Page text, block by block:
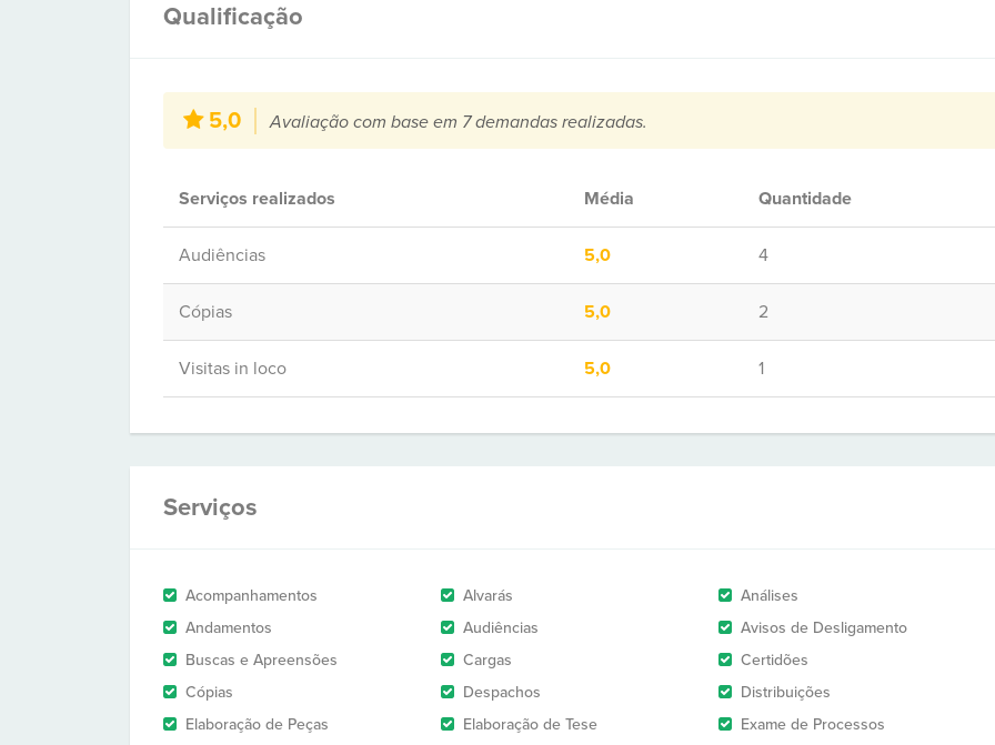
Qualificação
5,0 Avaliação com base em 7 demandas realizadas.
Serviços realizados Média Quantidade
Audiências 5,0 4
Cópias 5,0 2
Visitas in loco 5,0 1
Serviços
Acompanhamentos Alvarás
Análises
Andamentos
Audiências
Avisos de Desligamento
Buscas e Apreensões
Cargas
Certidões
Cópias
Despachos
Distribuições
Elaboração de Peças
Elaboração de Tese
Exame de Processos